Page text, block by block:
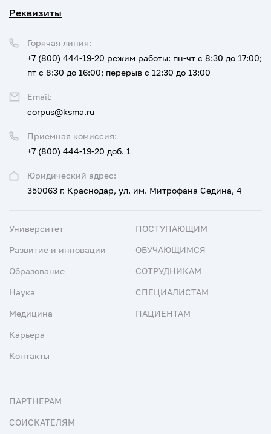
Реквизиты
Юридический адрес:
350063 г. Краснодар, ул. им. Митрофана Седина, 4
Приемная комиссия:
+7 (800) 444-19-20 доб. 1
Горячая линия:
+7 (800) 444-19-20 режим работы: пн-чт с 8:30 до 17:00;
пт с 8:30 до 16:00; перерыв с 12:30 до 13:00
Email:
corpus@ksma.ru
Университет
Развитие и инновации
Образование
Наука
Медицина
Карьера
Контакты
ПОСТУПАЮЩИМ
ОБУЧАЮЩИМСЯ
СОТРУДНИКАМ
СПЕЦИАЛИСТАМ
ПАЦИЕНТАМ
ПАРТНЕРАМ
СОИСКАТЕЛЯМ